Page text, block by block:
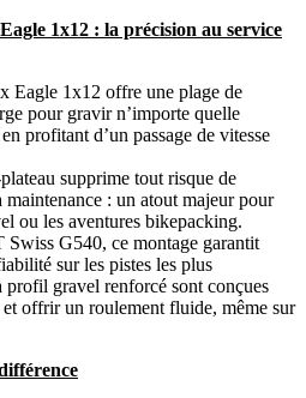
1x12 : la précision au service
Eagle 1x12 offre une plage de
pour gravir n’importe quelle
profitant d’un passage de vitesse
supprime tout risque de
: un atout majeur pour
ou les aventures bikepacking.
G540, ce montage garantit
sur les pistes les plus
profil gravel renforcé sont conçues
offrir un roulement fluide, même sur